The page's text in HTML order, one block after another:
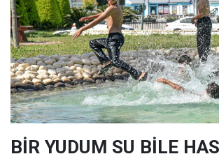
BİR YUDUM SU BİLE